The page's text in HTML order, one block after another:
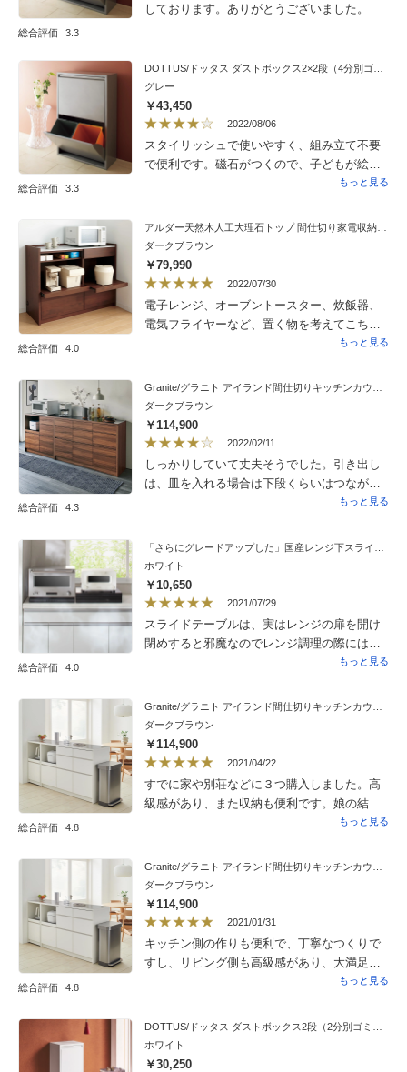
総合評価 3.3
しております。ありがとうございました。
総合評価 3.3
DOTTUS/ドッタス ダストボックス2×2段（4分別ゴミ箱）幅60cm奥行25cm高さ92cm（ホワイト・グレー）
グレー
￥43,450
2022/08/06
スタイリッシュで使いやすく、組み立て不要
で便利です。磁石がつくので、子どもが絵を
つけたりしています。キャスター付きで動か
もっと見る
総合評価 4.0
アルダー天然木人工大理石トップ 間仕切り家電収納キッチンカウンター 幅120cm
ダークブラウン
￥79,990
2022/07/30
電子レンジ、オーブントースター、炊飯器、
電気フライヤーなど、置く物を考えてこちら
の商品を選びました。食器類などはかなり減
の収納力でかなり満足です。商品ではないで
すが、配送にはかなりの問題があります。提
案された午後を一方的に午前８時に変えら
れ、納品時に庭に商品を置いて泥がついたま
ま家に入れたので床はかなり傷だらけ。それ
について佐川急便さんからは1週間経った今も
もっと見る
総合評価 4.3
ダークブラウン
￥114,900
2022/02/11
しっかりしていて丈夫そうでした。引き出し
は、皿を入れる場合は下段くらいはつながっ
ていた方が良かったな、と思いました。到着
を一人でどうやってキッチンまで持っていこ
うか焦りました。梱包をばらさず毛布を何と
か下に滑り込ませ押しながらなんとか持って
いけました。押しても重たかったです。キッ
チンで梱包をばらし、すのこの切れ端を左右
に入れて梱包材の底面側を引き抜き、何とか
もっと見る
総合評価 4.0
ホワイト
￥10,650
2021/07/29
スライドテーブルは、実はレンジの扉を開け
閉めすると邪魔なのでレンジ調理の際にはあ
まり使いません。それよりも、その隣に同じ
ンジ台を置き、その上にオーブントースター
を置いているのですが、このオーブントース
ターでの調理の際の「ちょい置き」にこちら
のスライドテーブルを使って重宝していま
す。また、吊戸棚に入れている収納ボックス
をおろした際に一旦置く場所に困っていたの
ですが、このテーブルがとても役に立ちまし
敷き・キッチンスケールなどの薄いものを入
れています。
もっと見る
総合評価 4.8
Granite/グラニト アイランド間仕切りキッチンカウンター幅140cm 家電収納付き
ダークブラウン
￥114,900
2021/04/22
すでに家や別荘などに３つ購入しました。高
級感があり、また収納も便利です。娘の結婚
祝いにあげた時には大変喜ばれました。もっと見る
総合評価 4.8
ダークブラウン
￥114,900
2021/01/31
キッチン側の作りも便利で、丁寧なつくりで
すし、リビング側も高級感があり、大満足で
もっと見る
ホワイト
￥30,250